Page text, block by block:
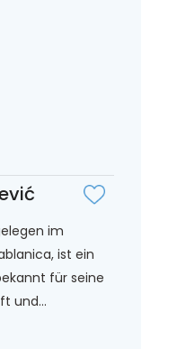
im
ist ein
für seine
und...